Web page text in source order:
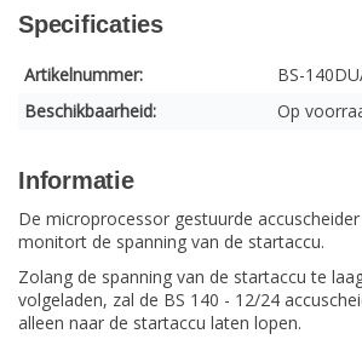
Specificaties
Artikelnummer:
BS-
Beschikbaarheid:
Op
Informatie
De microprocessor gestuurde
monitort de spanning van de startaccu.
Zolang de spanning van de startaccu te
volgeladen, zal de BS 140 - 12/24
alleen naar de startaccu laten lopen.